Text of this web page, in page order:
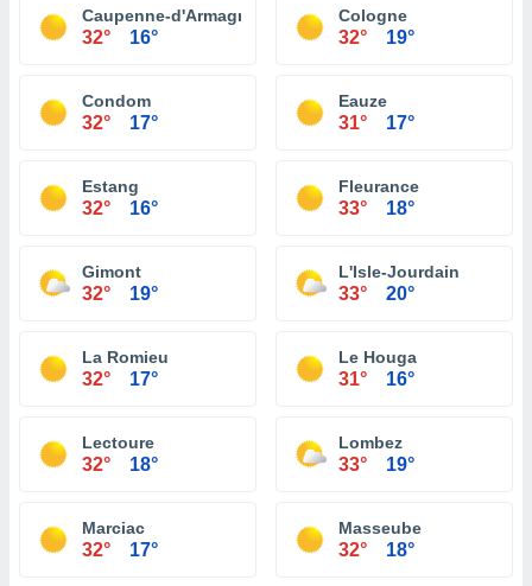
Caupenne-d'Armagnac
32° 16°
Cologne
32° 19°
Condom
32° 17°
Eauze
31° 17°
Estang
32° 16°
Fleurance
33° 18°
Gimont
32° 19°
L'Isle-Jourdain
33° 20°
La Romieu
32° 17°
Le Houga
31° 16°
Lectoure
32° 18°
Lombez
33° 19°
Marciac
32° 17°
Masseube
32° 18°